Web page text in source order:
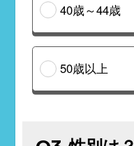
40歳～44歳
50歳以上